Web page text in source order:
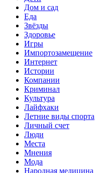
Дом и сад
Еда
Звёзды
Здоровье
Игры
Импортозамещение
Интернет
Истории
Компании
Криминал
Культура
Лайфхаки
Летние виды спорта
Личный счет
Люди
Места
Мнения
Мода
Народная медицина